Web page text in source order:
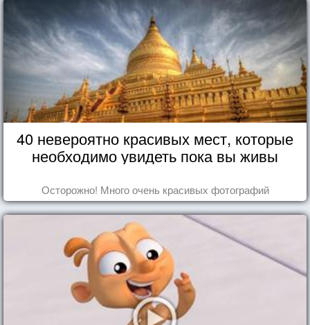
40 невероятно красивых мест, которые
необходимо увидеть пока вы живы
Осторожно! Много очень красивых фотографий